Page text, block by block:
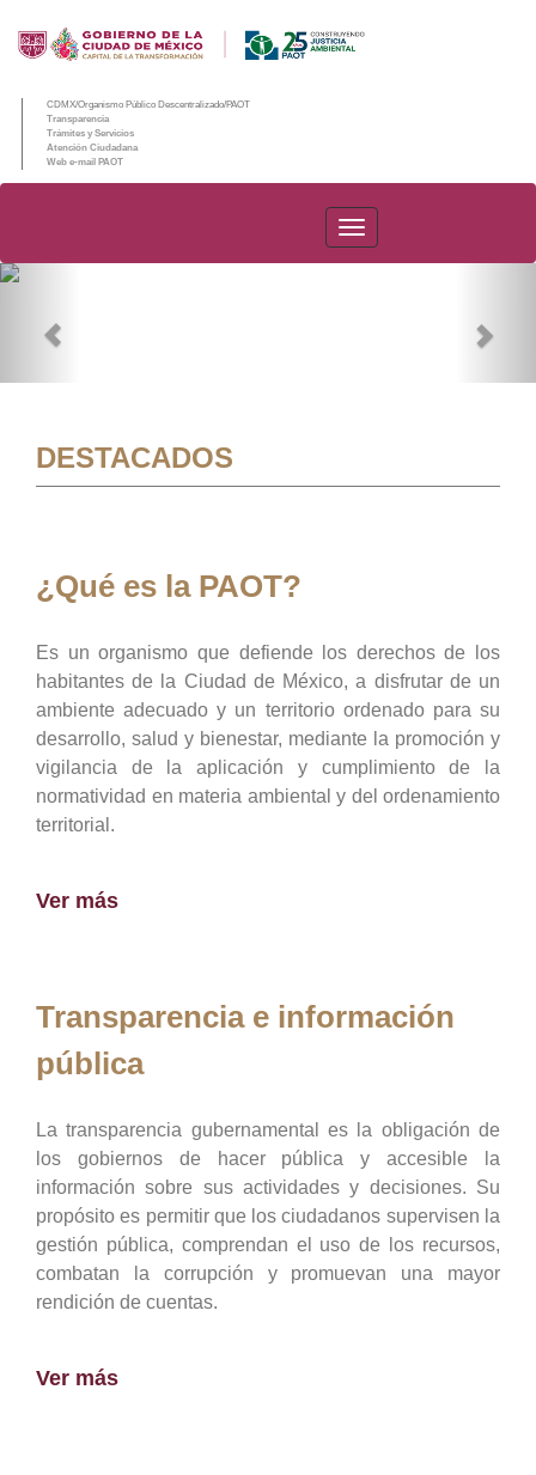
CDMX/Organismo Público Descentralizado/PAOT
Transparencia
Trámites y Servicios
Atención Ciudadana
Web e-mail PAOT
PAOT
DESTACADOS
¿Qué es la PAOT?
Es un organismo que defiende los derechos de los
habitantes de la Ciudad de México, a disfrutar de un
ambiente adecuado y un territorio ordenado para su
desarrollo, salud y bienestar, mediante la promoción y
vigilancia de la aplicación y cumplimiento de la
normatividad en materia ambiental y del ordenamiento
territorial.
Ver más
Transparencia e información
pública
La transparencia gubernamental es la obligación de
los gobiernos de hacer pública y accesible la
información sobre sus actividades y decisiones. Su
propósito es permitir que los ciudadanos supervisen la
gestión pública, comprendan el uso de los recursos,
combatan la corrupción y promuevan una mayor
rendición de cuentas.
Ver más